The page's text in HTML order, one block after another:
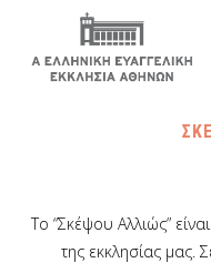
Το “Σκέψου Αλλιώς”
της εκκλησίας μας.